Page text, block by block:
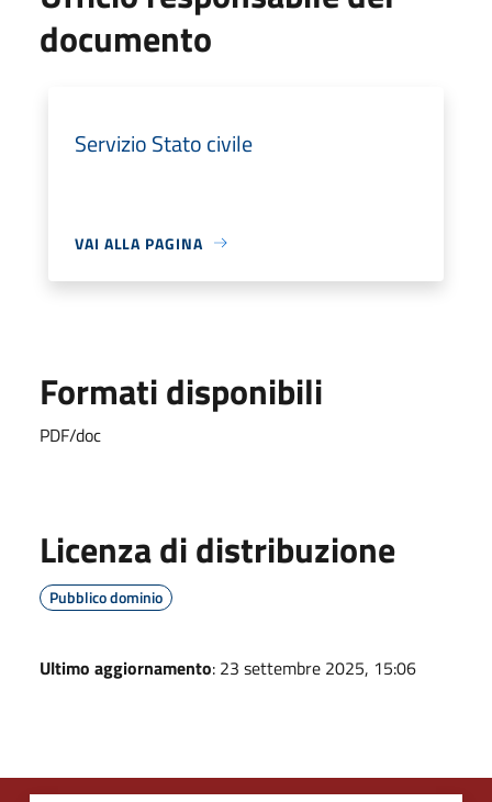
documento
Servizio Stato civile
VAI ALLA PAGINA
Formati disponibili
PDF/doc
Licenza di distribuzione
Pubblico dominio
Ultimo aggiornamento: 23 settembre 2025, 15:06